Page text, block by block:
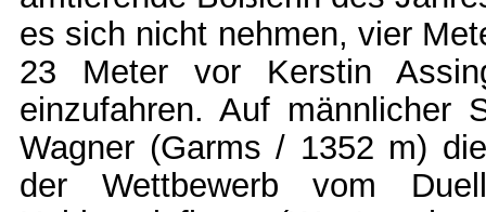
es sich nicht nehmen, vier
23 Meter vor Kerstin
einzufahren. Auf männlicher
Wagner (Garms / 1352 m)
der Wettbewerb vom